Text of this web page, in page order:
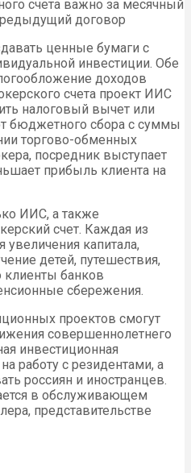
счета важно за месячный
договор
ценные бумаги с
инвестиции. Обе
доходов
счета проект ИИС
налоговый вычет или
бюджетного сбора с суммы
торгово-обменных
посредник выступает
прибыль клиента на
ИИС, а также
счет. Каждая из
увеличения капитала,
детей, путешествия,
клиенты банков
сбережения.
проектов смогут
совершеннолетнего
инвестиционная
работу с резидентами, а
россиян и иностранцев.
в обслуживающем
представительстве